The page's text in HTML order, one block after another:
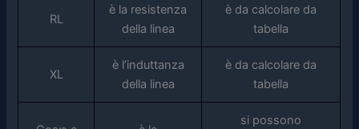
RL
è la resistenza
della linea
è da calcolare da
tabella
XL
è l’induttanza
della linea
è da calcolare da
tabella
si possono